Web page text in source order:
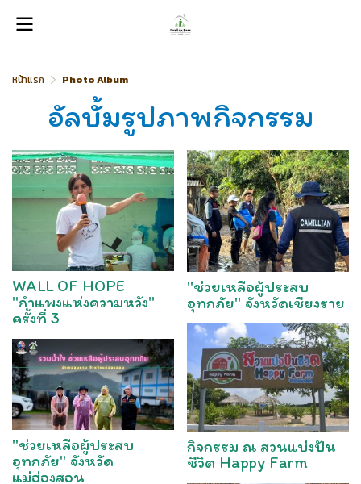
หน้าแรก Photo Album
อัลบั้มรูปภาพกิจกรรม
WALL OF HOPE
"กำแพงแห่งความหวัง"
ครั้งที่ 3
"ช่วยเหลือผู้ประสบ
อุทกภัย" จังหวัด
แม่ฮ่องสอน
"ช่วยเหลือผู้ประสบ
อุทกภัย" จังหวัดเชียงราย
กิจกรรม ณ สวนแบ่งปัน
ชีวิต Happy Farm